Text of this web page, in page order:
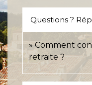
Questions ?
Comment
retraite ?